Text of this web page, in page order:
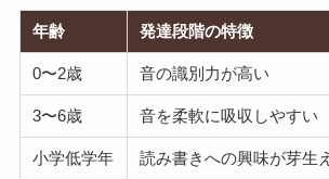
年齢 発達段階の特徴
0〜2歳 音の識別力が高い
3〜6歳 音を柔軟に吸収しやすい
小学低学年 読み書きへの興味が芽生